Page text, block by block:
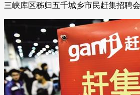
三峡库区秭归五千城乡市民赶集招聘会